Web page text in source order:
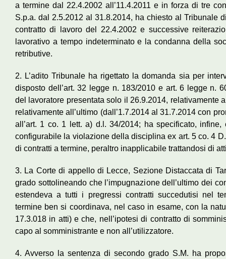
a termine dal 22.4.2002 all’11.4.2011 e in forza di tre
S.p.a. dal 2.5.2012 al 31.8.2014, ha chiesto al Tribunale
contratto di lavoro del 22.4.2002 e successive
lavorativo a tempo indeterminato e la condanna della
retributive.
2. L’adito Tribunale ha rigettato la domanda sia per
disposto dell’art. 32 legge n. 183/2010 e art. 6 legge n.
del lavoratore presentata solo il 26.9.2014, relativamente
relativamente all’ultimo (dall’1.7.2014 al 31.7.2014 con
all’art. 1 co. 1 lett. a) d.l. 34/2014; ha specificato,
configurabile la violazione della disciplina ex art. 5 co. 4
di contratti a termine, peraltro inapplicabile trattandosi di
3. La Corte di appello di Lecce, Sezione Distaccata di
grado sottolineando che l’impugnazione dell’ultimo dei
estendeva a tutti i pregressi contratti succedutisi nel
termine ben si coordinava, nel caso in esame, con la
17.3.018 in atti) e che, nell’ipotesi di contratto di
capo al somministrante e non all’utilizzatore.
4. Avverso la sentenza di secondo grado S.M. ha